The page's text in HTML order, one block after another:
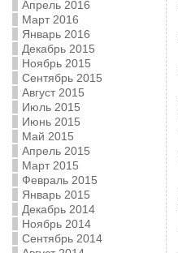
Апрель 2016
Март 2016
Январь 2016
Декабрь 2015
Ноябрь 2015
Сентябрь 2015
Август 2015
Июль 2015
Июнь 2015
Май 2015
Апрель 2015
Март 2015
Февраль 2015
Январь 2015
Декабрь 2014
Ноябрь 2014
Сентябрь 2014